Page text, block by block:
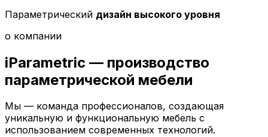
Параметрический дизайн высокого уровня
о компании
iParametric — производство
параметрической мебели
Мы — команда профессионалов, создающая
уникальную и функциональную мебель с
использованием современных технологий.